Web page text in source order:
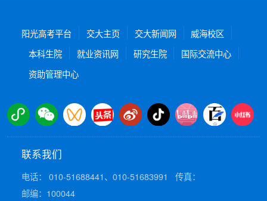
阳光高考平台 交大主页 交大新闻网
威海校区
本科生院
就业资讯网 研究生院
国际交流中心
资助管理中心
联系我们
电话： 010-51688441、010-51683991
传真：
邮编：100044